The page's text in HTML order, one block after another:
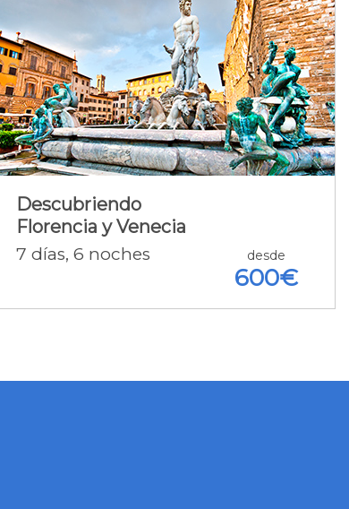
Descubriendo
Florencia y Venecia
7días, 6 noches desde
600€
Descubriendo Florencia y
Venecia
3N. Florencia A.D.+ 3N. Venecia
A.D. + Vuelos + Tren + Seguro +
Detalle de la oferta [+]